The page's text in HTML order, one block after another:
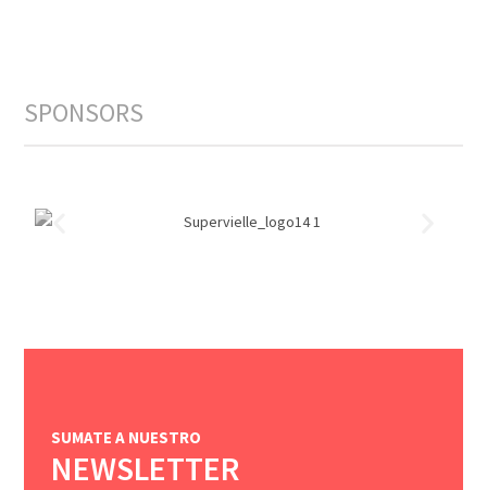
SPONSORS
SUMATE A NUESTRO
NEWSLETTER